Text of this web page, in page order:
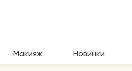
Макияж Новинки